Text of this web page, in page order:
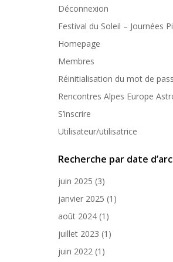
Déconnexion
Festival du Soleil – Journées
Homepage
Membres
Réinitialisation du mot de
Rencontres Alpes Europe
S’inscrire
Utilisateur/utilisatrice
Recherche par date
juin 2025 (3)
janvier 2025 (1)
août 2024 (1)
juillet 2023 (1)
juin 2022 (1)